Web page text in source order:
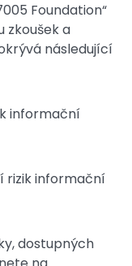
Foundation“
zkoušek a
následující
informační
rizik informační
dostupných